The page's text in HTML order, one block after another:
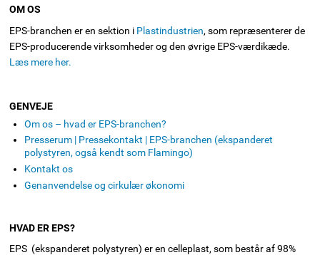
OM OS
EPS-branchen er en sektion i Plastindustrien, som repræsenterer de
EPS-producerende virksomheder og den øvrige EPS-værdikæde.
Læs mere her.
GENVEJE
Om os – hvad er EPS-branchen?
Presserum | Pressekontakt | EPS-branchen (ekspanderet
polystyren, også kendt som Flamingo)
Kontakt os
Genanvendelse og cirkulær økonomi
HVAD ER EPS?
EPS (ekspanderet polystyren) er en celleplast, som består af 98%